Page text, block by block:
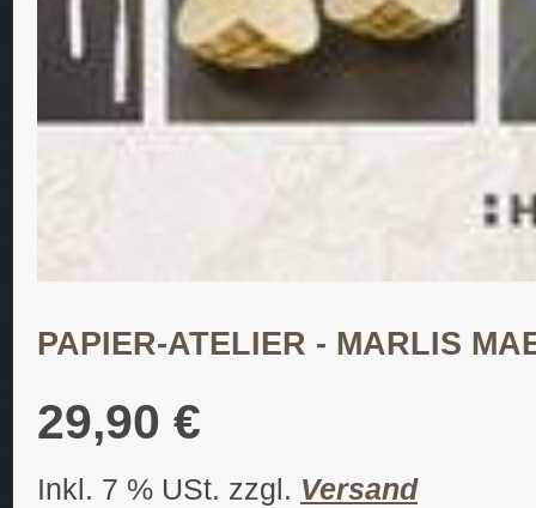
PAPIER-ATELIER - MARLIS
29,90 €
Inkl. 7 % USt. zzgl. Versand